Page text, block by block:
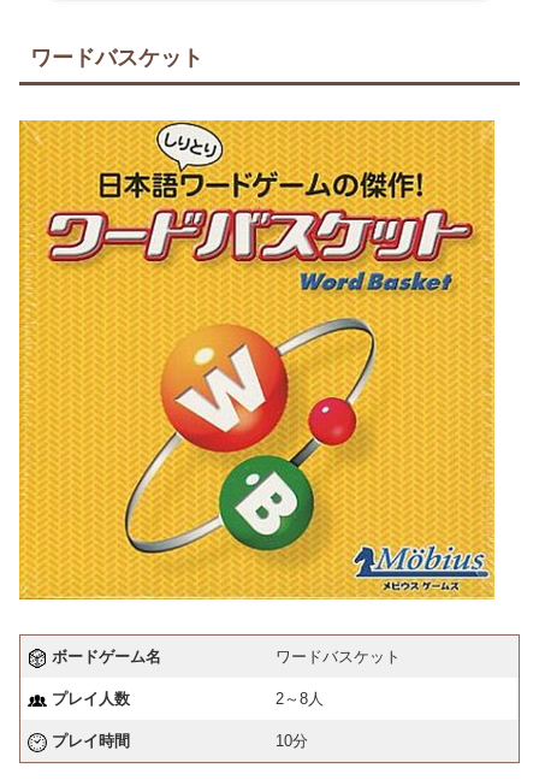
ワードバスケット
ボードゲーム名 ワードバスケット
プレイ人数 2～8人
プレイ時間 10分